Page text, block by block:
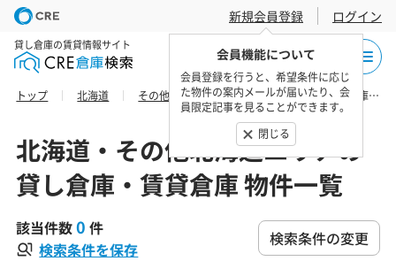
新規会員登録
会員機能について
会員登録を行うと、希望条件に応じ
た物件の案内メールが届いたり、会
員限定記事を見ることができます。
閉じる
ログイン
貸し倉庫の賃貸情報サイト
トップ 北海道 その他北海道エリア 札幌市北区の貸し倉庫・賃貸倉庫 物件一覧
北海道・その他北海道エリアの
貸し倉庫・賃貸倉庫 物件一覧
該当件数0 件
検索条件を保存
検索条件の変更